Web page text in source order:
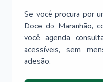
Se você procura por
Doce do Maranhão,
você agenda
acessíveis, sem
adesão.